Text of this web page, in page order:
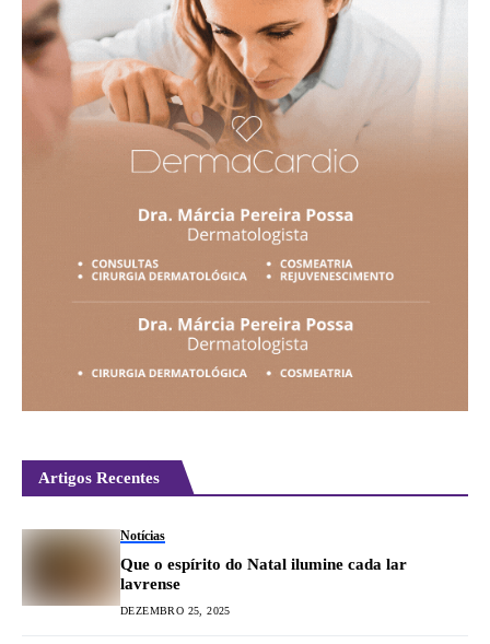
Artigos Recentes
Notícias
Que o espírito do Natal ilumine cada lar
lavrense
DEZEMBRO 25, 2025